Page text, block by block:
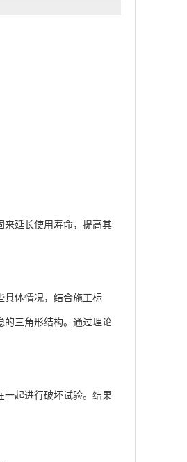
延长使用寿命，提高其
体情况，结合施工标
的三角形结构。通过理论
起进行破坏试验。结果